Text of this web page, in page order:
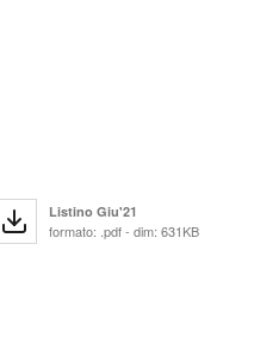
Listino Giu'21
formato: .pdf - dim: 631KB